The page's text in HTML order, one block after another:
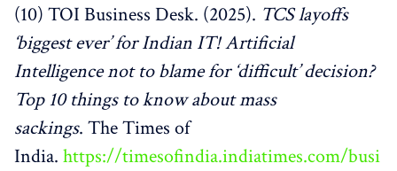
(10) TOI Business Desk. (2025). TCS layoffs
‘biggest ever’ for Indian IT! Artificial
Intelligence not to blame for ‘difficult’ decision?
Top 10 things to know about mass
sackings. The Times of
India. https://timesofindia.indiatimes.com/busi